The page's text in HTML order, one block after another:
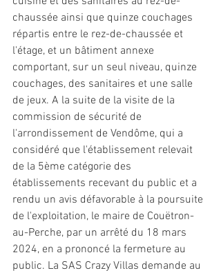
chaussée ainsi que quinze couchages
répartis entre le rez-de-chaussée et
l'étage, et un bâtiment annexe
comportant, sur un seul niveau, quinze
couchages, des sanitaires et une salle
de jeux. A la suite de la visite de la
commission de sécurité de
l'arrondissement de Vendôme, qui a
considéré que l'établissement relevait
de la 5ème catégorie des
établissements recevant du public et a
rendu un avis défavorable à la poursuite
de l'exploitation, le maire de Couëtron-
au-Perche, par un arrêté du 18 mars
2024, en a prononcé la fermeture au
public. La SAS Crazy Villas demande au